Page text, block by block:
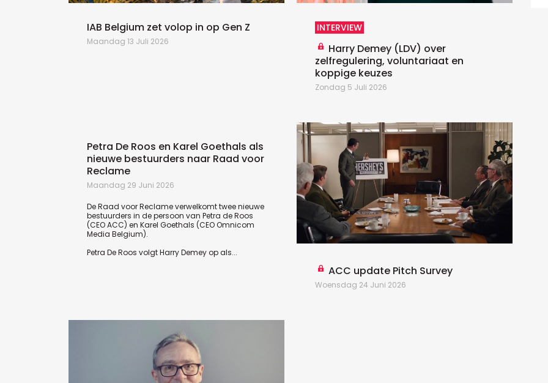
IAB Belgium zet volop in op Gen Z
Maandag 13 Juli 2026
INTERVIEW
Harry Demey (LDV) over
zelfregulering, voluntariaat en
koppige keuzes
Zondag 5 Juli 2026
Petra De Roos en Karel Goethals als
nieuwe bestuurders naar Raad voor
Reclame
Maandag 29 Juni 2026
De Raad voor Reclame verwelkomt twee nieuwe
bestuurders in de persoon van Petra de Roos
(CEO ACC) en Karel Goethals (CEO Omnicom
Media Belgium).
Petra De Roos volgt Harry Demey op als...
ACC update Pitch Survey
Woensdag 24 Juni 2026